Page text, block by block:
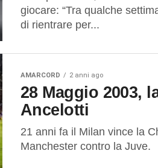
giocare: “Tra qualche
di rientrare per...
AMARCORD 2 anni ago
28 Maggio 2003,
Ancelotti
21 anni fa il Milan vince la
Manchester contro la Juve.